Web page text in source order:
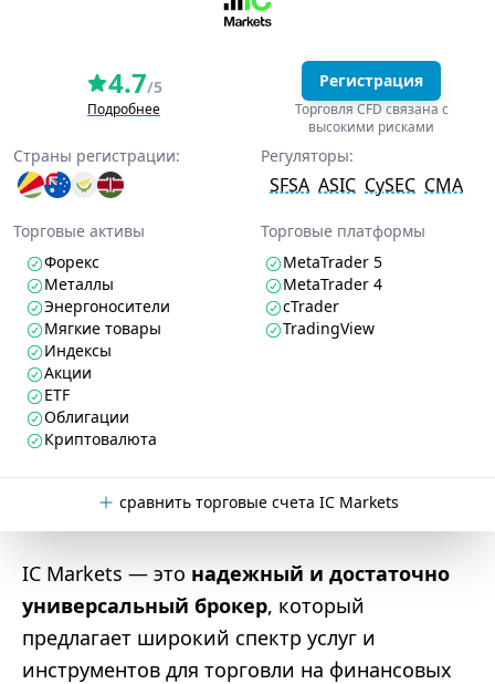
4.7/5
Подробнее
Регистрация
Торговля CFD связана с
высокими рисками
Страны регистрации: Регуляторы:
SFSA ASIC CySEC CMA
Торговые активы
Форекс
Металлы
Энергоносители
Мягкие товары
Индексы
Акции
ETF
Облигации
Криптовалюта
Торговые платформы
MetaTrader 5
MetaTrader 4
cTrader
TradingView
сравнить торговые счета IC Markets
IC Markets — это надежный и достаточно
универсальный брокер, который
предлагает широкий спектр услуг и
инструментов для торговли на финансовых